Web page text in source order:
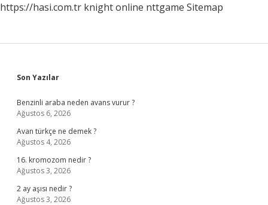
https://hasi.com.tr knight online nttgame Sitemap
Sidebar
Son Yazılar
Benzinli araba neden avans vurur ?
Ağustos 6, 2026
Avan türkçe ne demek ?
Ağustos 4, 2026
16. kromozom nedir ?
Ağustos 3, 2026
2 ay aşısı nedir ?
Ağustos 3, 2026